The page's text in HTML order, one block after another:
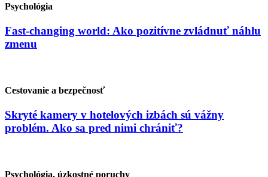
Psychológia
Fast-changing world: Ako pozitívne zvládnuť náhlu
zmenu
Cestovanie a bezpečnosť
Skryté kamery v hotelových izbách sú vážny
problém. Ako sa pred nimi chrániť?
Psychológia, úzkostné poruchy